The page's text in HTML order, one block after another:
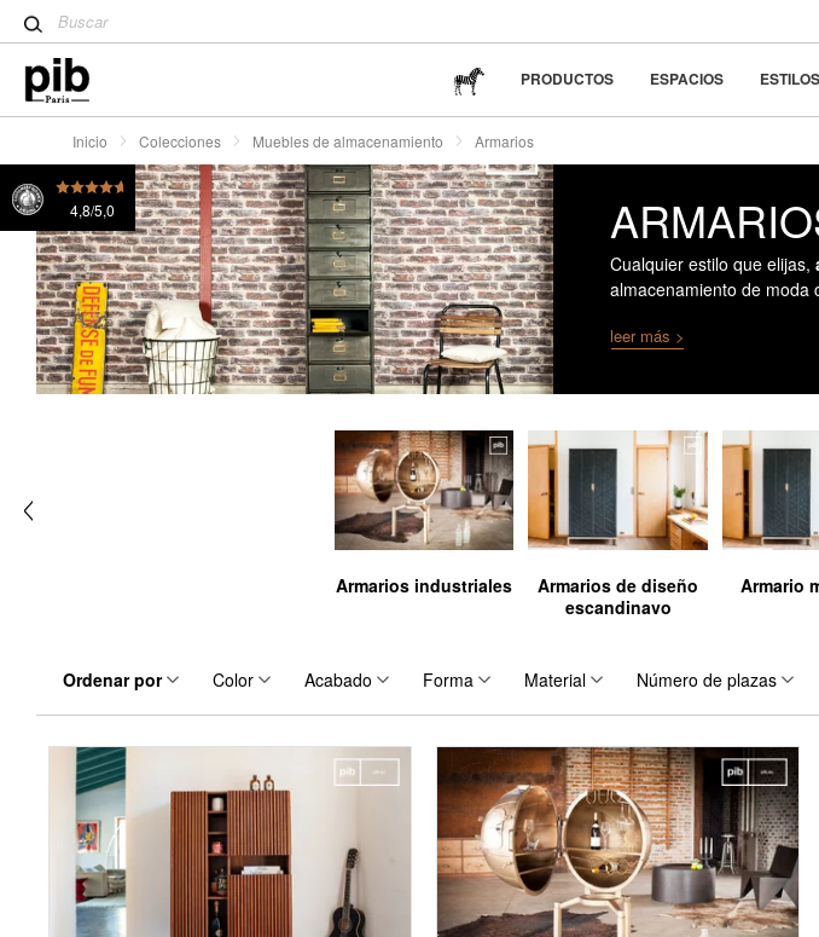
Wabi-Sabi: el arte de encontrar la belleza en la
PRODUCTOS ESPACIOS ESTILOS
Inicio Colecciones Muebles de almacenamiento Armarios
Cualquier estilo que elijas,
almacenamiento de moda
leer más >
Armarios industriales
Armarios de diseño
escandinavo
Armario
Ordenar por Color Acabado Forma Material Número de plazas
4,8/5,0